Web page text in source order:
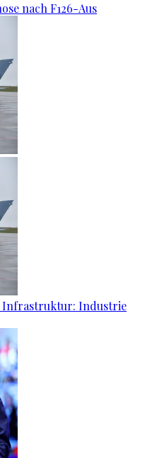
nach F126-Aus
Infrastruktur: Industrie